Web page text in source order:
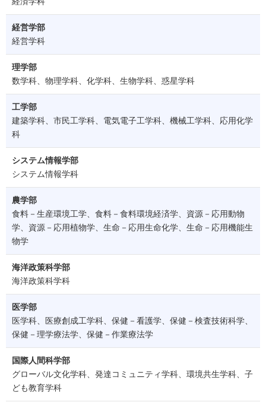
経営学部
経営学科
理学部
数学科、物理学科、化学科、生物学科、惑星学科
工学部
建築学科、市民工学科、電気電子工学科、機械工学科、応用化学
科
システム情報学部
システム情報学科
農学部
食料－生産環境工学、食料－食料環境経済学、資源－応用動物
学、資源－応用植物学、生命－応用生命化学、生命－応用機能生
物学
海洋政策科学部
海洋政策科学科
医学部
医学科、医療創成工学科、保健－看護学、保健－検査技術科学、
保健－理学療法学、保健－作業療法学
国際人間科学部
グローバル文化学科、発達コミュニティ学科、環境共生学科、子
ども教育学科